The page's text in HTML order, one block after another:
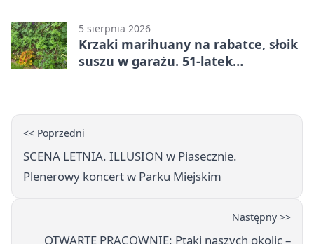
5 sierpnia 2026
Krzaki marihuany na rabatce, słoik
suszu w garażu. 51-latek
<< Poprzedni
SCENA LETNIA. ILLUSION w Piasecznie.
Plenerowy koncert w Parku Miejskim
Następny >>
OTWARTE PRACOWNIE: Ptaki naszych okolic –